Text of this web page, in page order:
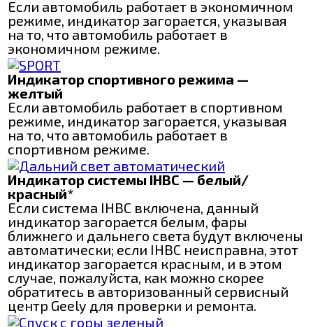
Если автомобиль работает в экономичном
режиме, индикатор загорается, указывая
на то, что автомобиль работает в
экономичном режиме.
Индикатор спортивного режима —
желтый
Если автомобиль работает в спортивном
режиме, индикатор загорается, указывая
на то, что автомобиль работает в
спортивном режиме.
Индикатор системы IHBC — белый/
красный*
Если система IHBC включена, данный
индикатор загорается белым, фары
ближнего и дальнего света будут включены
автоматически; если IHBC неисправна, этот
индикатор загорается красным, и в этом
случае, пожалуйста, как можно скорее
обратитесь в авторизованный сервисный
центр Geely для проверки и ремонта.